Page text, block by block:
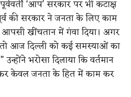
‘आप’ सरकार पर भी कटाक्ष
की सरकार ने जनता के लिए काम
खींचतान में गंवा दिया। अगर
आज दिल्ली को कई समस्याओं का
भरोसा दिलाया कि वर्तमान
केवल जनता के हित में काम कर